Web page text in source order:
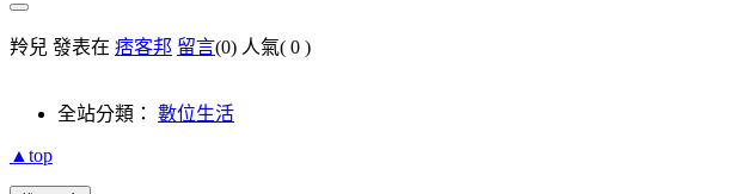
羚兒 發表在 痞客邦 留言(0) 人氣( 0 )
全站分類： 數位生活
▲top